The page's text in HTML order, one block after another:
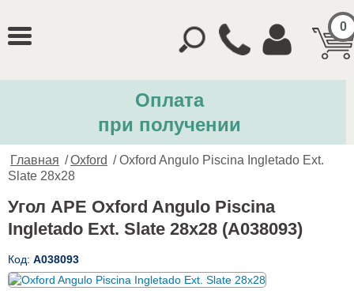
0
Оплата
при получении
Главная /Oxford / Oxford Angulo Piscina Ingletado Ext.
Slate 28x28
Угол APE Oxford Angulo Piscina
Ingletado Ext. Slate 28x28 (A038093)
Код: A038093